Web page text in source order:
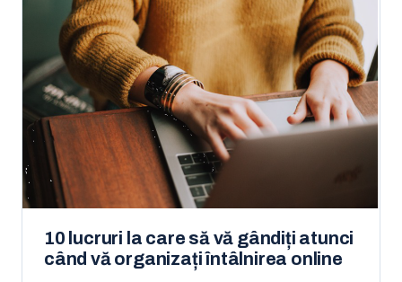
10 lucruri la care să vă gândiți atunci
când vă organizați întâlnirea online